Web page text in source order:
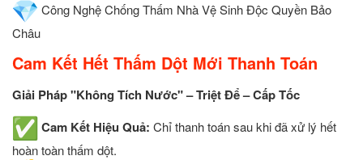
Công Nghệ Chống Thấm Nhà Vệ Sinh Độc Quyền Bảo
Châu
Cam Kết Hết Thấm Dột Mới Thanh Toán
Giải Pháp "Không Tích Nước" – Triệt Để – Cấp Tốc
Cam Kết Hiệu Quả: Chỉ thanh toán sau khi đã xử lý hết
hoàn toàn thấm dột.